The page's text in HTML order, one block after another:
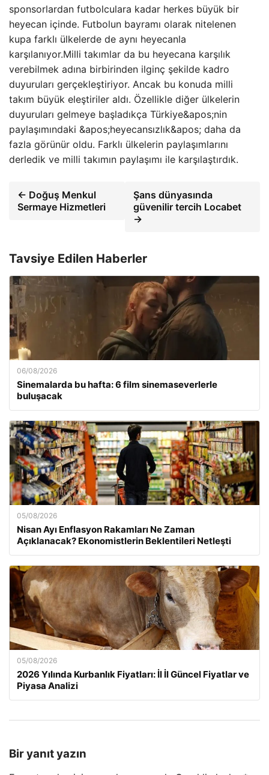
sponsorlardan futbolculara kadar herkes büyük bir
heyecan içinde. Futbolun bayramı olarak nitelenen
kupa farklı ülkelerde de aynı heyecanla
karşılanıyor.Milli takımlar da bu heyecana karşılık
verebilmek adına birbirinden ilginç şekilde kadro
duyuruları gerçekleştiriyor. Ancak bu konuda milli
takım büyük eleştiriler aldı. Özellikle diğer ülkelerin
duyuruları gelmeye başladıkça Türkiye&apos;nin
paylaşımındaki &apos;heyecansızlık&apos; daha da
fazla görünür oldu. Farklı ülkelerin paylaşımlarını
derledik ve milli takımın paylaşımı ile karşılaştırdık.
← Doğuş Menkul
Sermaye Hizmetleri
Şans dünyasında
güvenilir tercih Locabet
→
Tavsiye Edilen Haberler
06/08/2026
Sinemalarda bu hafta: 6 film sinemaseverlerle
buluşacak
05/08/2026
Nisan Ayı Enflasyon Rakamları Ne Zaman
Açıklanacak? Ekonomistlerin Beklentileri Netleşti
05/08/2026
2026 Yılında Kurbanlık Fiyatları: İl İl Güncel Fiyatlar ve
Piyasa Analizi
Bir yanıt yazın